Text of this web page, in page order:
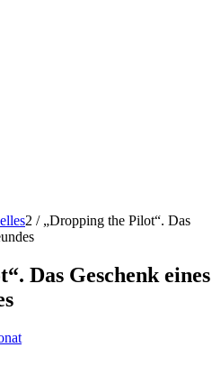
2 / „Dropping the Pilot“. Das
Das Geschenk eines